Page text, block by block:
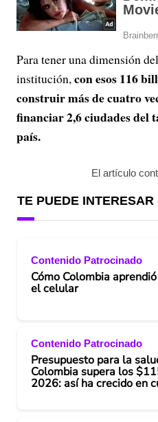
Para tener una dimensión
institución, con esos 116
construir más de cuatro
financiar 2,6 ciudades del
país.
El artículo
TE PUEDE INTERESAR
Contenido Patrocinado
Cómo Colombia
el celular
Contenido Patrocinado
Presupuesto para la
Colombia supera los
2026: así ha crecido en